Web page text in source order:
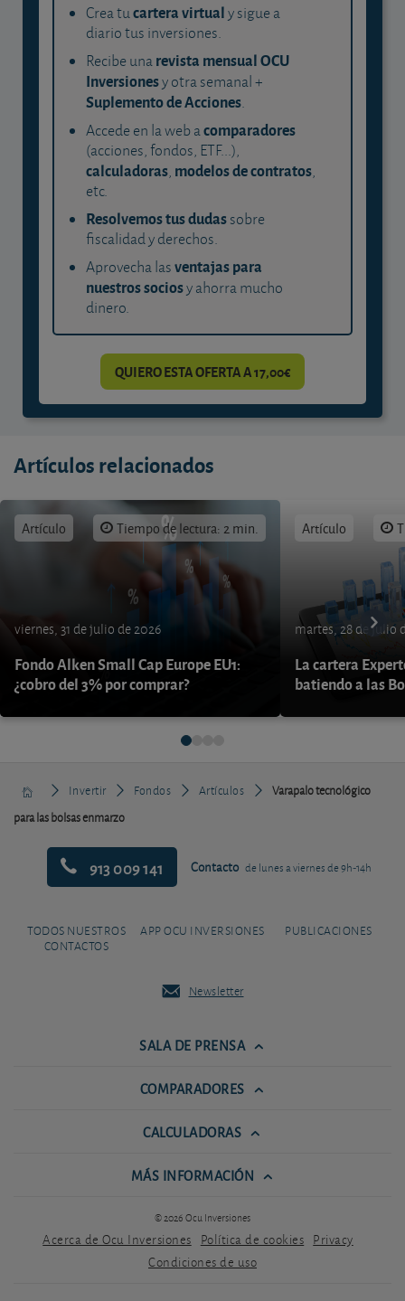
Crea tucartera virtualy sigue a
diario tus inversiones.
Recibe unarevista mensual OCU
Inversionesy otra semanal +
Suplemento de Acciones.
Accede en la web acomparadores
(acciones, fondos, ETF...),
calculadoras, modelos de contratos,
etc.
Resolvemos tus dudassobre
fiscalidad y derechos.
Aprovecha lasventajas para
nuestros sociosy ahorra mucho
dinero.
QUIERO ESTA OFERTA A 17,00€
Artículos relacionados
Artículo Tiempo de lectura: 2 min.
viernes, 31 de julio de 2026
Fondo Alken Small Cap Europe EU1:
¿cobro del 3% por comprar?
Artículo
martes, 28 de julio
La cartera
batiendo a las
Invertir Fondos Artículos
Varapalo tecnológico
para las bolsas enmarzo
913 009 141 Contacto de lunes a viernes de 9h-14h
TODOS NUESTROS
CONTACTOS
APP OCU INVERSIONES PUBLICACIONES
Newsletter
SALA DE PRENSA
COMPARADORES
CALCULADORAS
MÁS INFORMACIÓN
© 2026 Ocu Inversiones
Acerca de Ocu Inversiones Política de cookies Privacy
Condiciones de uso